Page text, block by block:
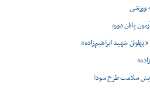
ورزشی
پایان دوره
شهید ابراهیم‌زاده»
سلامت طرح سودا